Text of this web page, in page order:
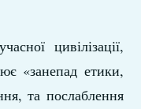
цивілізації,
«занепад етики,
та послаблення